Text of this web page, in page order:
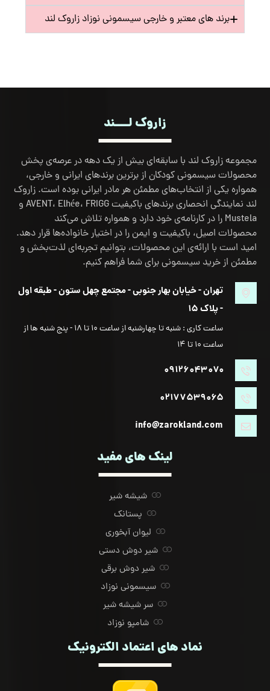
برند های معتبر و خارجی سیسمونی نوزاد زاروک لند
زاروک لــــند
مجموعه زاروک لند با سابقه‌ای بیش از یک دهه در عرصه‌ی پخش
محصولات سیسمونی کودکان از برترین برندهای ایرانی و خارجی،
همواره یکی از انتخاب‌های مطمئن هر مادر ایرانی بوده است. زاروک
لند نمایندگی انحصاری برندهای باکیفیت AVENT، Elhée، FRIGG و
Mustela را در کارنامه‌ی خود دارد و همواره تلاش می‌کند
محصولات اصیل، باکیفیت و ایمن را در اختیار خانواده‌ها قرار دهد.
امید است با ارائه‌ی این محصولات، بتوانیم تجربه‌ای لذت‌بخش و
مطمئن از خرید سیسمونی برای شما فراهم کنیم.
تهران - خیابان بهار جنوبی - مجتمع چهل ستون - طبقه اول
- پلاک ۱۵
ساعت کاری : شنبه تا چهارشنبه از ساعت ۱۰ تا ۱۸ - پنج شنبه ها از
ساعت ۱۰ تا ۱۴
۰۹۱۲۶۰۴۳۰۷۰
۰۲۱۷۷۵۳۹۰۶۵
info@zarokland.com
لینک های مفید
شیشه شیر
پستانک
لیوان آبخوری
شیر دوش دستی
شیر دوش برقی
سیسمونی نوزاد
سر شیشه شیر
شامپو نوزاد
نماد های اعتماد الکترونیک